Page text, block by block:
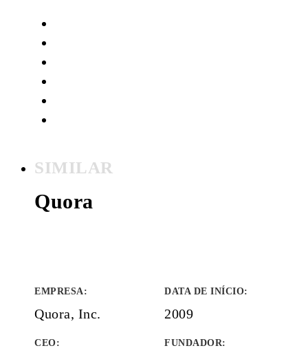
SIMILAR
Quora
EMPRESA:
Quora, Inc.
DATA DE INÍCIO:
2009
CEO: FUNDADOR: